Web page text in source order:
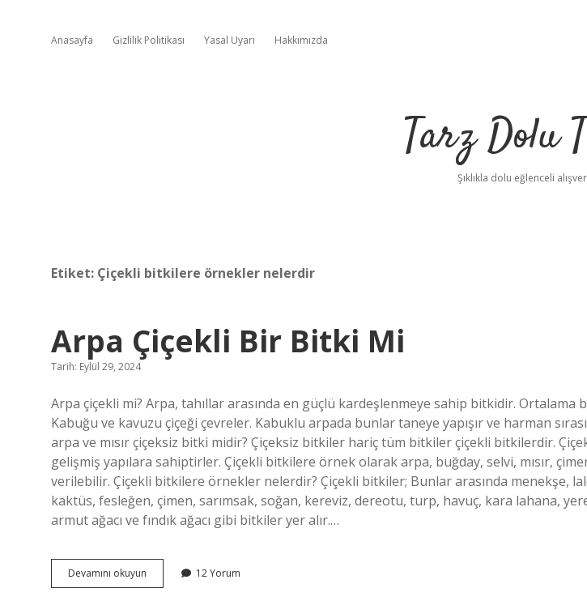
Anasayfa Gizlilik Politikası Yasal Uyarı Hakkımızda
Tarz Dolu
Şıklıkla dolu eğlenceli
Etiket: Çiçekli bitkilere örnekler nelerdir
Arpa Çiçekli Bir Bitki Mi
Tarih: Eylül 29, 2024
Arpa çiçekli mi? Arpa, tahıllar arasında en güçlü kardeşlenmeye sahip bitkidir. Ortalama
Kabuğu ve kavuzu çiçeği çevreler. Kabuklu arpada bunlar taneye yapışır ve harman
arpa ve mısır çiçeksiz bitki midir? Çiçeksiz bitkiler hariç tüm bitkiler çiçekli bitkilerdir.
gelişmiş yapılara sahiptirler. Çiçekli bitkilere örnek olarak arpa, buğday, selvi, mısır,
verilebilir. Çiçekli bitkilere örnekler nelerdir? Çiçekli bitkiler; Bunlar arasında menekşe,
kaktüs, fesleğen, çimen, sarımsak, soğan, kereviz, dereotu, turp, havuç, kara lahana,
armut ağacı ve fındık ağacı gibi bitkiler yer alır.…
Devamını okuyun
Çiçekli
12 Yorum